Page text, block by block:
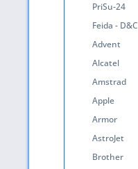
PriSu-24
Feida - D&C
Advent
Alcatel
Amstrad
Apple
Armor
AstroJet
Brother